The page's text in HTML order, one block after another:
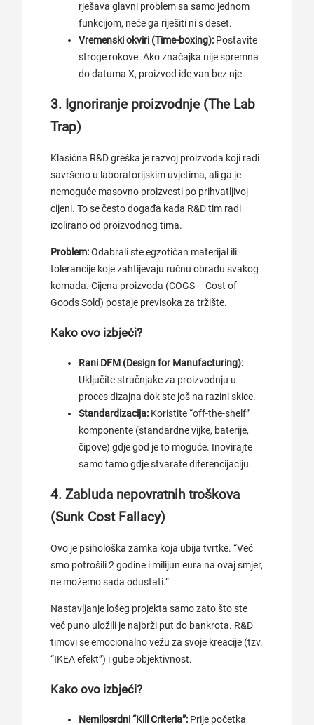
rješava glavni problem sa samo jednom
funkcijom, neće ga riješiti ni s deset.
Vremenski okviri (Time-boxing): Postavite
stroge rokove. Ako značajka nije spremna
do datuma X, proizvod ide van bez nje.
3. Ignoriranje proizvodnje (The Lab
Trap)
Klasična R&D greška je razvoj proizvoda koji radi
savršeno u laboratorijskim uvjetima, ali ga je
nemoguće masovno proizvesti po prihvatljivoj
cijeni. To se često događa kada R&D tim radi
izolirano od proizvodnog tima.
Problem:Odabrali ste egzotičan materijal ili
tolerancije koje zahtijevaju ručnu obradu svakog
komada. Cijena proizvoda (COGS – Cost of
Goods Sold) postaje previsoka za tržište.
Kako ovo izbjeći?
Rani DFM (Design for Manufacturing):
Uključite stručnjake za proizvodnju u
proces dizajna dok ste još na razini skice.
Standardizacija: Koristite “off-the-shelf”
komponente (standardne vijke, baterije,
čipove) gdje god je to moguće. Inovirajte
samo tamo gdje stvarate diferencijaciju.
4. Zabluda nepovratnih troškova
(Sunk Cost Fallacy)
Ovo je psihološka zamka koja ubija tvrtke. “Već
smo potrošili 2 godine i milijun eura na ovaj smjer,
ne možemo sada odustati.”
Nastavljanje lošeg projekta samo zato što ste
već puno uložili je najbrži put do bankrota. R&D
timovi se emocionalno vežu za svoje kreacije (tzv.
“IKEA efekt”) i gube objektivnost.
Kako ovo izbjeći?
Nemilosrdni “Kill Criteria”: Prije početka